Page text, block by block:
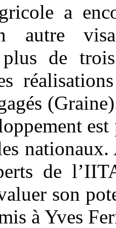
a
autre
plus de
nationaux.
de
son
à Yves